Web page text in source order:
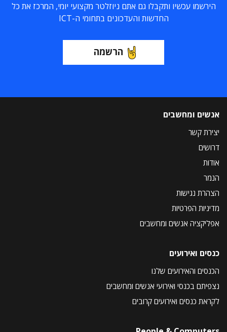
הירשמו עכשיו ותקבלו גם אתם ניוזלטר מקצועי יומי, המרכז את כל
החדשות והעדכונים בתחומי ה-ICT
הרשמה
אנשים ומחשבים
יצירת קשר
דרושים
אודות
הנמר
הצהרת נגישות
מדיניות הפרטיות
אפליקציה אנשים ומחשבים
כנסים ואירועים
הכנסים והאירועים שלנו
נצפיתם בכנסי ואירועי אנשים ומחשבים
לקראת כנסים ואירועים קרובים